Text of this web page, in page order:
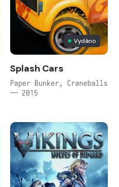
Vydáno
Splash Cars
Paper Bunker, Craneballs
— 2015